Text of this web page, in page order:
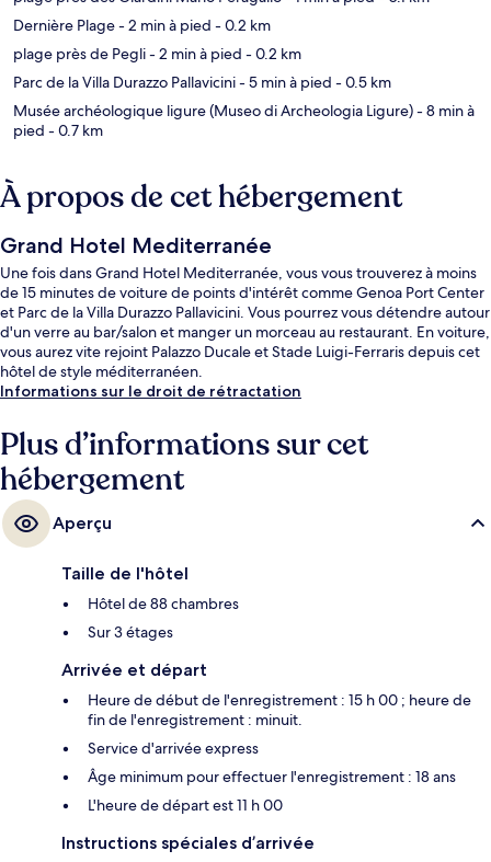
Dernière Plage- 2 min à pied - 0.2 km
plage près de Pegli- 2 min à pied - 0.2 km
Parc de la Villa Durazzo Pallavicini- 5 min à pied - 0.5 km
Musée archéologique ligure (Museo di Archeologia Ligure)- 8 min à
pied - 0.7 km
À propos de cet hébergement
Grand Hotel Mediterranée
Une fois dans Grand Hotel Mediterranée, vous vous trouverez à moins
de 15 minutes de voiture de points d'intérêt comme Genoa Port Center
et Parc de la Villa Durazzo Pallavicini. Vous pourrez vous détendre autour
d'un verre au bar/salon et manger un morceau au restaurant. En voiture,
vous aurez vite rejoint Palazzo Ducale et Stade Luigi-Ferraris depuis cet
hôtel de style méditerranéen.
Informations sur le droit de rétractation
Plus d’informations sur cet
hébergement
Aperçu
Taille de l'hôtel
Hôtel de 88 chambres
Sur 3 étages
Arrivée et départ
Heure de début de l'enregistrement : 15 h 00 ; heure de
fin de l'enregistrement : minuit.
Service d'arrivée express
Âge minimum pour effectuer l'enregistrement : 18 ans
L'heure de départ est 11 h 00
Instructions spéciales d’arrivée